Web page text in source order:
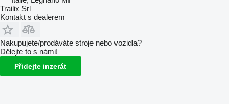
Trailix Srl
Kontakt s dealerem
Nakupujete/prodáváte stroje nebo vozidla?
Dělejte to s námi!
Přidejte inzerát